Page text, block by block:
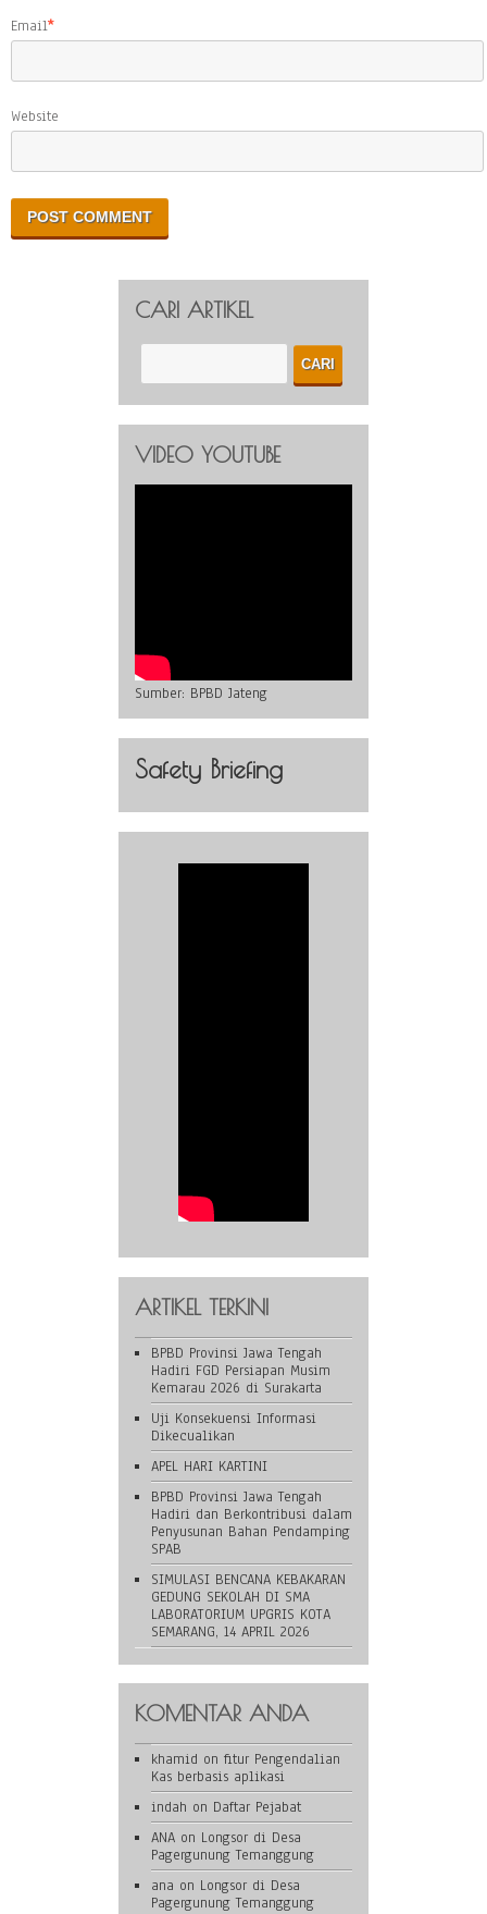
Email*
Website
CARI ARTIKEL
VIDEO YOUTUBE
Sumber: BPBD Jateng
Safety Briefing
ARTIKEL TERKINI
BPBD Provinsi Jawa Tengah
Hadiri FGD Persiapan Musim
Kemarau 2026 di Surakarta
Uji Konsekuensi Informasi
Dikecualikan
APEL HARI KARTINI
BPBD Provinsi Jawa Tengah
Hadiri dan Berkontribusi dalam
Penyusunan Bahan Pendamping
SPAB
SIMULASI BENCANA KEBAKARAN
GEDUNG SEKOLAH DI SMA
LABORATORIUM UPGRIS KOTA
SEMARANG, 14 APRIL 2026
KOMENTAR ANDA
khamid on fitur Pengendalian
Kas berbasis aplikasi
indah on Daftar Pejabat
ANA on Longsor di Desa
Pagergunung Temanggung
ana on Longsor di Desa
Pagergunung Temanggung